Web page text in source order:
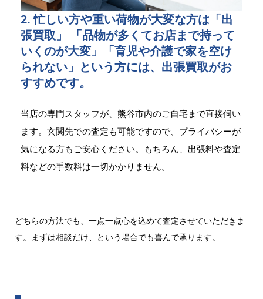
2. 忙しい方や重い荷物が大変な方は「出
張買取」 「品物が多くてお店まで持って
いくのが大変」「育児や介護で家を空け
られない」という方には、出張買取がお
すすめです。
当店の専門スタッフが、熊谷市内のご自宅まで直接伺い
ます。玄関先での査定も可能ですので、プライバシーが
気になる方もご安心ください。もちろん、出張料や査定
料などの手数料は一切かかりません。
どちらの方法でも、一点一点心を込めて査定させていただきま
す。まずは相談だけ、という場合でも喜んで承ります。